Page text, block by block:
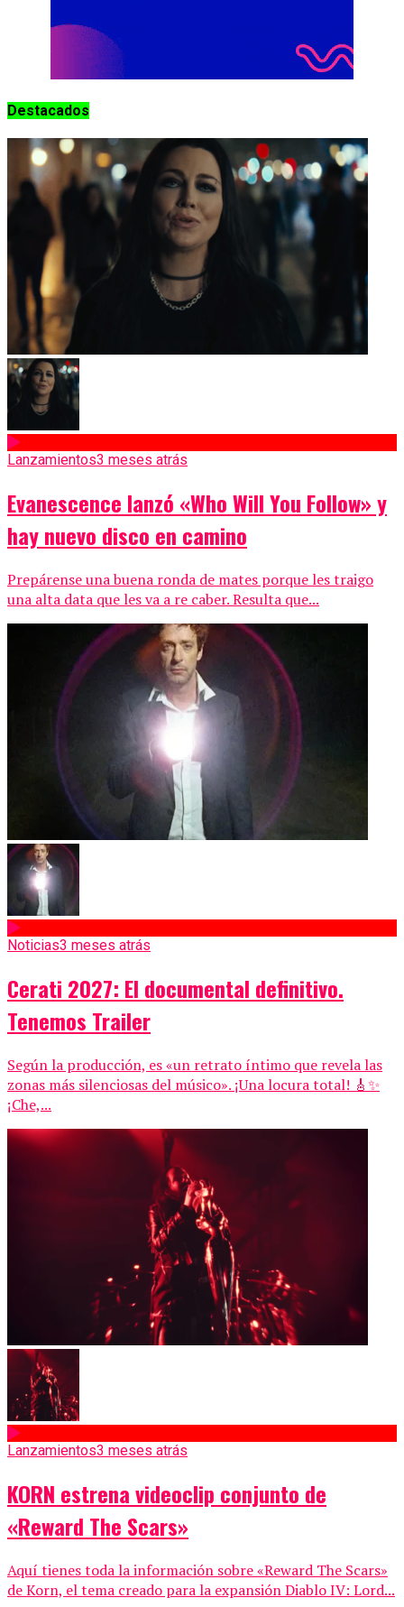
Destacados
Lanzamientos3 meses atrás
Evanescence lanzó «Who Will You Follow» y
hay nuevo disco en camino
Prepárense una buena ronda de mates porque les traigo
una alta data que les va a re caber. Resulta que...
Noticias3 meses atrás
Cerati 2027: El documental definitivo.
Tenemos Trailer
Según la producción, es «un retrato íntimo que revela las
zonas más silenciosas del músico». ¡Una locura total! 🎸✨
¡Che,...
Lanzamientos3 meses atrás
KORN estrena videoclip conjunto de
«Reward The Scars»
Aquí tienes toda la información sobre «Reward The Scars»
de Korn, el tema creado para la expansión Diablo IV: Lord...